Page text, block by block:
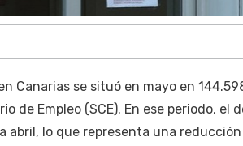
Canarias se situó en mayo en
de Empleo (SCE). En ese periodo, el
abril, lo que representa una reducción